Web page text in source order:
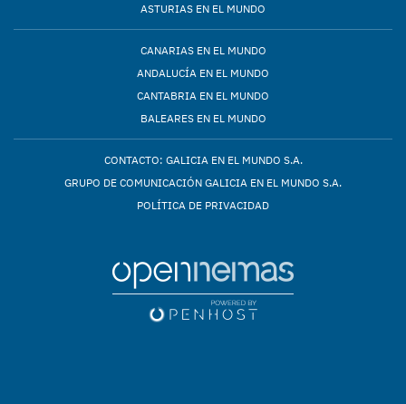
ASTURIAS EN EL MUNDO
CANARIAS EN EL MUNDO
ANDALUCÍA EN EL MUNDO
CANTABRIA EN EL MUNDO
BALEARES EN EL MUNDO
CONTACTO: GALICIA EN EL MUNDO S.A.
GRUPO DE COMUNICACIÓN GALICIA EN EL MUNDO S.A.
POLÍTICA DE PRIVACIDAD